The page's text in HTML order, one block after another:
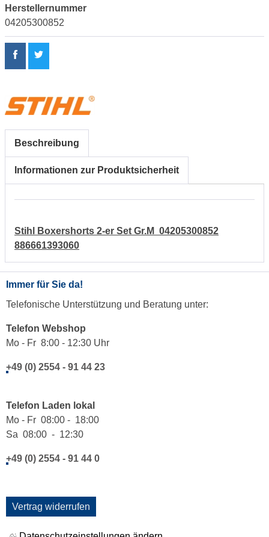
Herstellernummer
04205300852
Beschreibung
Informationen zur Produktsicherheit
Stihl Boxershorts 2-er Set Gr.M 04205300852
886661393060
Immer für Sie da!
Telefonische Unterstützung und Beratung unter:
Telefon Webshop
Mo - Fr 8:00 - 12:30 Uhr
+49 (0) 2554 - 91 44 23
Telefon Laden lokal
Mo - Fr 08:00 - 18:00
Sa 08:00 - 12:30
+49 (0) 2554 - 91 44 0
Vertrag widerrufen